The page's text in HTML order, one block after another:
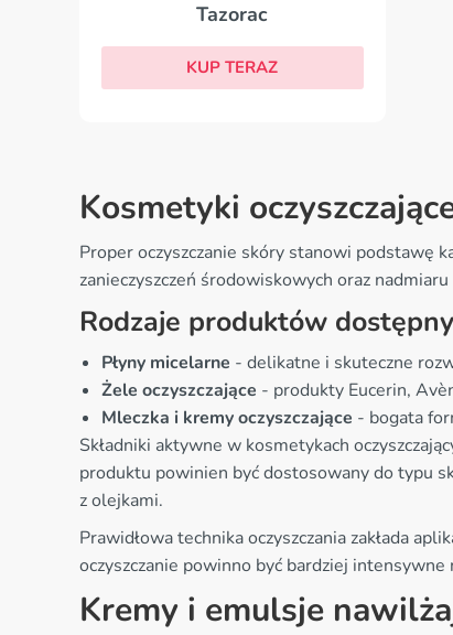
Tazorac
KUP TERAZ
Kosmetyki
Proper oczyszczanie skóry stanowi podstawę
zanieczyszczeń środowiskowych oraz
Rodzaje produktów
Płyny micelarne - delikatne i skuteczne
Żele oczyszczające - produkty Eucerin,
Mleczka i kremy oczyszczające - bogata
Składniki aktywne w kosmetykach
produktu powinien być dostosowany do typu
z olejkami.
Prawidłowa technika oczyszczania zakłada
oczyszczanie powinno być bardziej intensywne
Kremy i emulsje